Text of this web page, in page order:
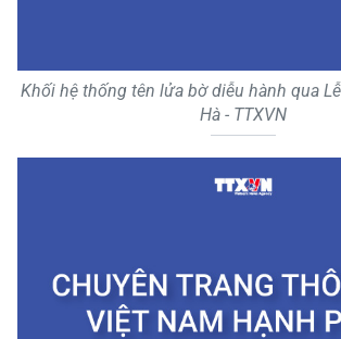
Khối hệ thống tên lửa bờ diễu hành qua
Hà - TTXVN